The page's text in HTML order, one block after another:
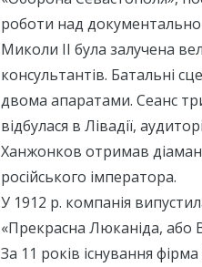
роботи над
Миколи II була залучена
консультантів. Батальні
двома апаратами. Сеанс
відбулася в Лівадії,
Ханжонков отримав
російського імператора.
У 1912 р. компанія
«Прекрасна Люканіда, або
За 11 років існування